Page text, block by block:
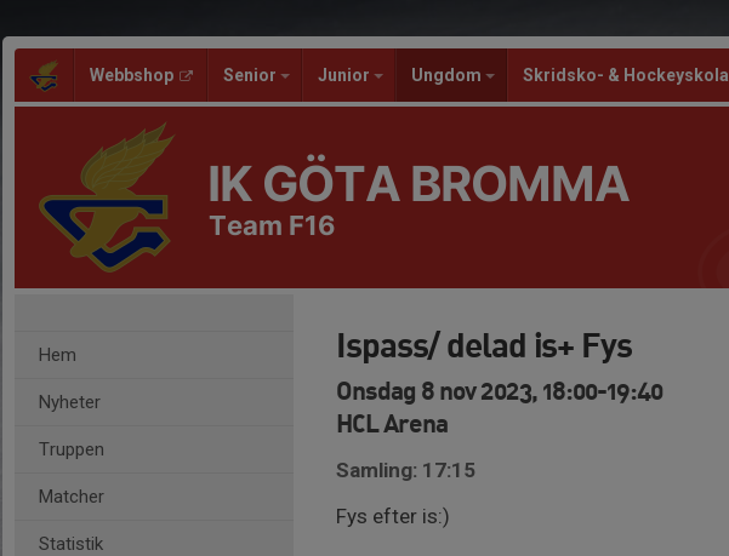
Webbshop Senior Junior Ungdom Skridsko- & Hockeyskola
IK GÖTA BROMMA
Team F16
Hem
Nyheter
Truppen
Matcher
Statistik
Ispass/ delad is+ Fys
Onsdag 8 nov 2023, 18:00-19:40
HCL Arena
Samling: 17:15
Fys efter is:)